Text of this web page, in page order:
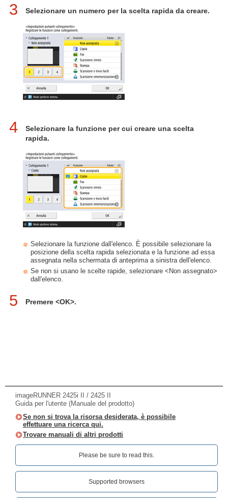
3 Selezionare un numero per la scelta rapida da creare.
4
Selezionare la funzione per cui creare una scelta
rapida.
Selezionare la funzione dall'elenco. È possibile selezionare la
posizione della scelta rapida selezionata e la funzione ad essa
assegnata nella schermata di anteprima a sinistra dell'elenco.
Se non si usano le scelte rapide, selezionare <Non assegnato>
dall'elenco.
5 Premere <OK>.
imageRUNNER 2425i II / 2425 II
Guida per l'utente (Manuale del prodotto)
Se non si trova la risorsa desiderata, è possibile
effettuare una ricerca qui.
Trovare manuali di altri prodotti
Please be sure to read this.‎
Supported browsers